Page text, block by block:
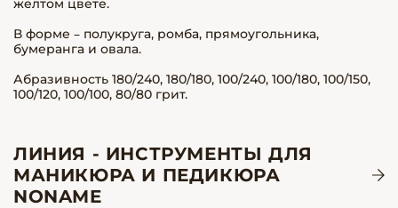
желтом цвете.
В форме – полукруга, ромба, прямоугольника,
бумеранга и овала.
Абразивность 180/240, 180/180, 100/240, 100/180, 100/150,
100/120, 100/100, 80/80 грит.
ЛИНИЯ - ИНСТРУМЕНТЫ ДЛЯ
МАНИКЮРА И ПЕДИКЮРА
NONAME